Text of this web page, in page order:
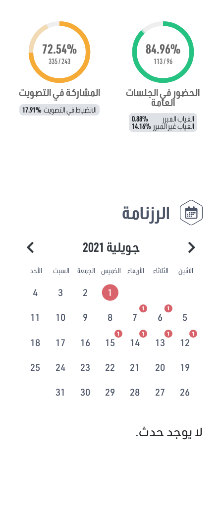
84.96%
96 / 113
الحضور في الجلسات
العامة
الغياب المبرر 0.88%
الغياب غير المبرر 14.16%
72.54%
243 / 335
المشاركة في التصويت
الانضباط في التصويت 17.91%
الرزنامة
جويلية 2021
الاثنين الثلاثاء الأربعاء الخميس الجمعة السبت الأحد
1
2
3
4
5
6
1
7
1
8
9
10
11
12
1
13
1
14
1
15
1
16
17
18
19
20
21
22
23
24
25
26
27
28
29
30
31
لا يوجد حدث.